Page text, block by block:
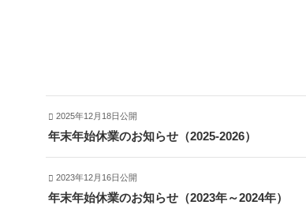
2025年12月18日公開
年末年始休業のお知らせ（2025-2026）
2023年12月16日公開
年末年始休業のお知らせ（2023年～2024年）